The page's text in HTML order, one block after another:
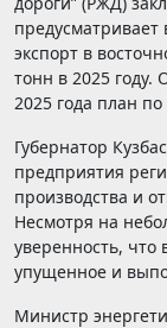
предусматривает
экспорт в
тонн в 2025 году.
2025 года план
Губернатор
предприятия
производства и
Несмотря на
уверенность, что
упущенное и
Министр